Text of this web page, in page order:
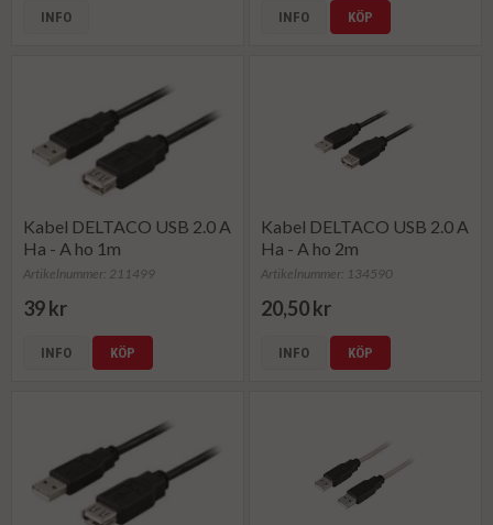
INFO INFO KÖP
Kabel DELTACO USB 2.0 A
Ha - A ho 1m
Artikelnummer: 211499
39 kr
INFO KÖP
Kabel DELTACO USB 2.0 A
Ha - A ho 2m
Artikelnummer: 134590
20,50 kr
INFO KÖP